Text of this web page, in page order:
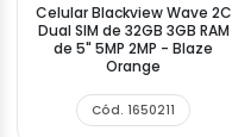
Celular Blackview Wave 2C
Dual SIM de 32GB 3GB RAM
de 5" 5MP 2MP - Blaze
Orange
Cód. 1650211